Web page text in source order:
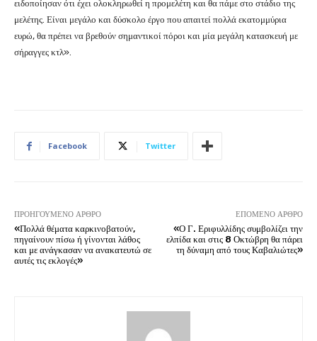
ειδοποίησαν ότι έχει ολοκληρωθεί η προμελέτη και θα πάμε στο στάδιο της
μελέτης. Είναι μεγάλο και δύσκολο έργο που απαιτεί πολλά εκατομμύρια
ευρώ, θα πρέπει να βρεθούν σημαντικοί πόροι και μία μεγάλη κατασκευή με
σήραγγες κτλ».
Facebook Twitter
ΠΡΟΗΓΟΎΜΕΝΟ ΆΡΘΡΟ
«Πολλά θέματα καρκινοβατούν,
πηγαίνουν πίσω ή γίνονται λάθος
και με ανάγκασαν να ανακατευτώ σε
αυτές τις εκλογές»
ΕΠΌΜΕΝΟ ΆΡΘΡΟ
«Ο Γ. Εριφυλλίδης συμβολίζει την
ελπίδα και στις 8 Οκτώβρη θα πάρει
τη δύναμη από τους Καβαλιώτες»